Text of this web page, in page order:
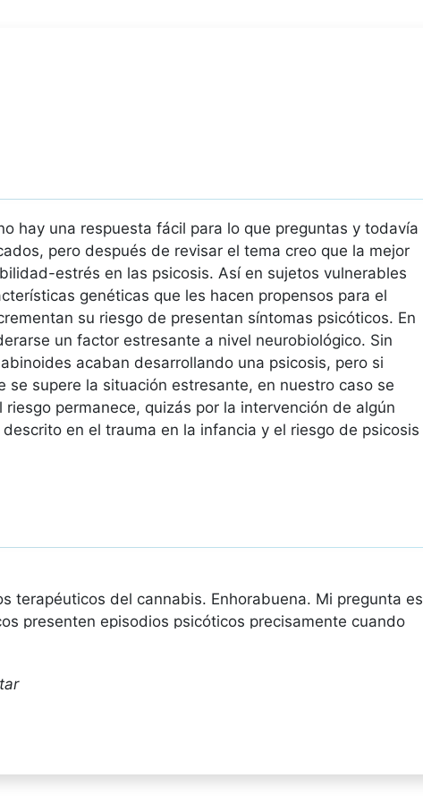
hay una respuesta fácil para lo que preguntas y todavía
pero después de revisar el tema creo que la mejor
estrés en las psicosis. Así en sujetos vulnerables
genéticas que les hacen propensos para el
su riesgo de presentan síntomas psicóticos. En
un factor estresante a nivel neurobiológico. Sin
acaban desarrollando una psicosis, pero si
supere la situación estresante, en nuestro caso se
permanece, quizás por la intervención de algún
en el trauma en la infancia y el riesgo de psicosis
terapéuticos del cannabis. Enhorabuena. Mi pregunta es
presenten episodios psicóticos precisamente cuando